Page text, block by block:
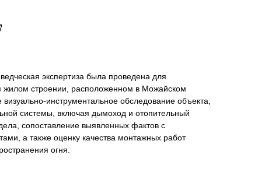
экспертиза была проведена для
жилом строении, расположенном в Можайском
инструментальное обследование объекта,
системы, включая дымоход и отопительный
сопоставление выявленных фактов с
а также оценку качества монтажных работ
огня.